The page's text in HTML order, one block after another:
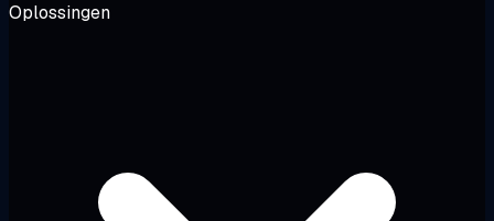
Oplossingen